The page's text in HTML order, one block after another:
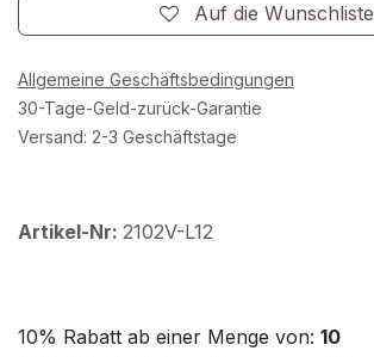
Auf die Wunschliste
Allgemeine Geschäftsbedingungen
30-Tage-Geld-zurück-Garantie
Versand: 2-3 Geschäftstage
Artikel-Nr: 2102V-L12
10% Rabatt ab einer Menge von: 10